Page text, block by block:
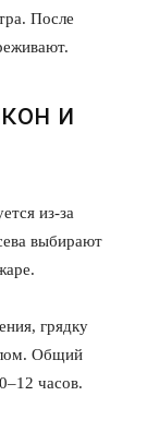
После
и
из-за
выбирают
грядку
Общий
часов.